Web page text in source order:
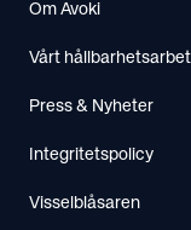
Om Avoki
Vårt
Press & Nyheter
Integritetspolicy
Visselblåsaren